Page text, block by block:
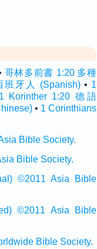
哥林多前書 1:20 多種
班牙人 (Spanish) • 1
1 Korinther 1:20 德語
• 1 Corinthians
Bible Society.
Bible Society.
©2011 Asia Bible
©2011 Asia Bible
Bible Society.